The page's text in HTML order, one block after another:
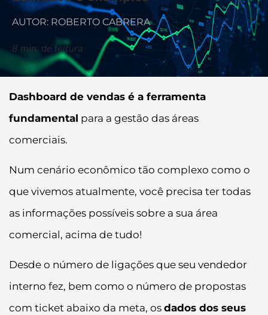
AUTOR: ROBERTO CABRERA
8 min. de leitura
Dashboard de vendas é a ferramenta
fundamental para a gestão das áreas
comerciais.
Num cenário econômico tão complexo como o
que vivemos atualmente, você precisa ter todas
as informações possíveis sobre a sua área
comercial, acima de tudo!
Desde o número de ligações que seu vendedor
interno fez, bem como o número de propostas
com ticket abaixo da meta, os dados dos seus